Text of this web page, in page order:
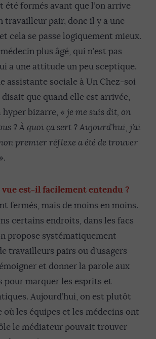
été formés avant que l’on arrive
travailleur pair, donc il y a une
cela se passe logiquement mieux.
plus âgé, qui n’est pas
a une attitude un peu sceptique.
assistante sociale à Un Chez-soi
disait que quand elle est arrivée,
bizarre, « je me suis dit, on
? À quoi ça sert ? Aujourd’hui, j’ai
premier réflexe a été de trouver
».
est-il facilement entendu ?
fermés, mais de moins en moins.
certains endroits, dans les facs
propose systématiquement
travailleurs pairs ou d’usagers
et donner la parole aux
pour marquer les esprits et
Aujourd’hui, on est plutôt
où les équipes et les médecins ont
le médiateur pouvait trouver